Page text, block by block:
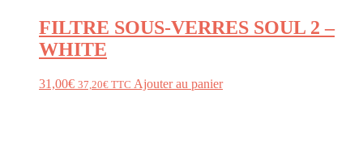
FILTRE SOUS-VERRES SOUL 2 –
WHITE
31,00€ 37,20€ TTC Ajouter au panier